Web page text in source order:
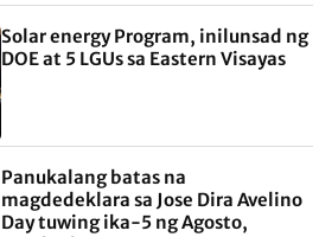
Solar energy Program, inilunsad ng
DOE at 5 LGUs sa Eastern Visayas
Panukalang batas na
magdedeklara sa Jose Dira Avelino
Day tuwing ika-5 ng Agosto,